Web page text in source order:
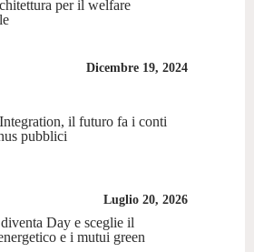
per il welfare
Dicembre 19, 2024
il futuro fa i conti
pubblici
Luglio 20, 2026
Day e sceglie il
e i mutui green